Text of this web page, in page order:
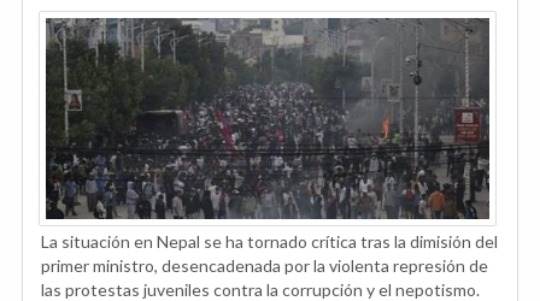
La situación en Nepal se ha tornado crítica tras la dimisión del
primer ministro, desencadenada por la violenta represión de
las protestas juveniles contra la corrupción y el nepotismo.